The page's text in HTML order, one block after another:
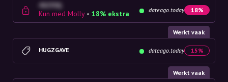
4G23SQ
Kun med Molly • 18% ekstra dateago.today 18%
Werkt vaak
HUGZGAVE dateago.today 15%
Werkt vaak